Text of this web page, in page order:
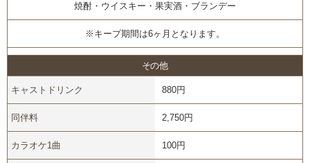
焼酎・ウイスキー・果実酒・ブランデー
※キープ期間は6ヶ月となります。
その他
キャストドリンク 880円
同伴料 2,750円
カラオケ1曲 100円